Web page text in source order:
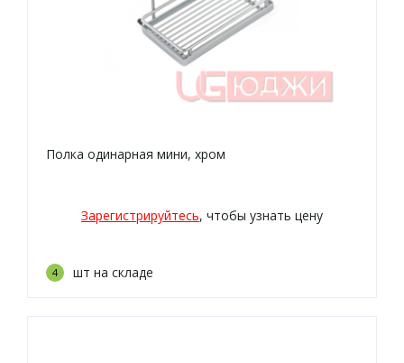
Полка одинарная мини, хром
Зарегистрируйтесь, чтобы узнать цену
4 шт на складе